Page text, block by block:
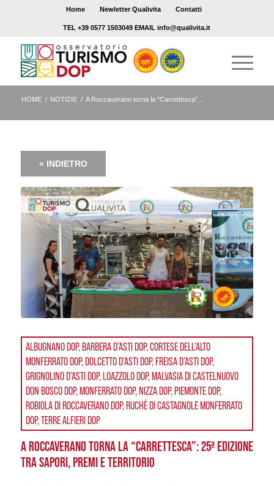
Home Newletter Qualivita Contatti
TEL +39 0577 1503049 EMAIL info@qualivita.it
HOME / NOTIZIE / A Roccaverano torna la “Carrettesca”...
« INDIETRO
ALBUGNANO DOP, BARBERA D’ASTI DOP, CORTESE DELL’ALTO
MONFERRATO DOP, DOLCETTO D’ASTI DOP, FREISA D’ASTI DOP,
GRIGNOLINO D’ASTI DOP, LOAZZOLO DOP, MALVASIA DI CASTELNUOVO
DON BOSCO DOP, MONFERRATO DOP, NIZZA DOP, PIEMONTE DOP,
ROBIOLA DI ROCCAVERANO DOP, RUCHÈ DI CASTAGNOLE MONFERRATO
DOP, TERRE ALFIERI DOP
A ROCCAVERANO TORNA LA “CARRETTESCA”: 25ª EDIZIONE
TRA SAPORI, PREMI E TERRITORIO